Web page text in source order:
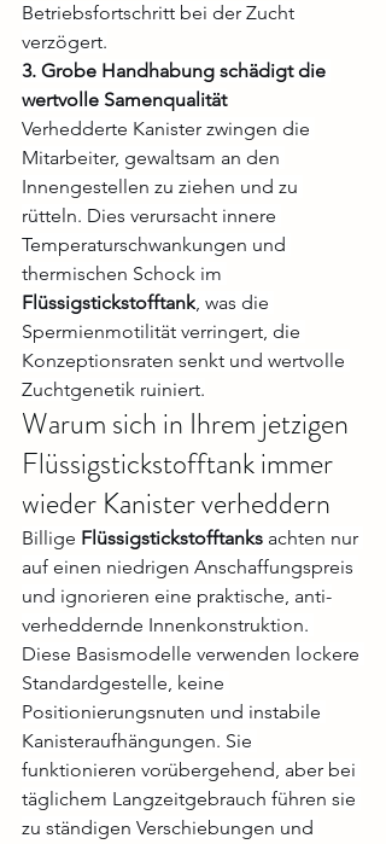
Betriebsfortschritt bei der Zucht
verzögert.
3. Grobe Handhabung schädigt die
wertvolle Samenqualität
Verhedderte Kanister zwingen die
Mitarbeiter, gewaltsam an den
Innengestellen zu ziehen und zu
rütteln. Dies verursacht innere
Temperaturschwankungen und
thermischen Schock im
Flüssigstickstofftank, was die
Spermienmotilität verringert, die
Konzeptionsraten senkt und wertvolle
Zuchtgenetik ruiniert.
Warum sich in Ihrem jetzigen
Flüssigstickstofftank immer
wieder Kanister verheddern
Billige Flüssigstickstofftanks achten nur
auf einen niedrigen Anschaffungspreis
und ignorieren eine praktische, anti-
verheddernde Innenkonstruktion.
Diese Basismodelle verwenden lockere
Standardgestelle, keine
Positionierungsnuten und instabile
Kanisteraufhängungen. Sie
funktionieren vorübergehend, aber bei
täglichem Langzeitgebrauch führen sie
zu ständigen Verschiebungen und